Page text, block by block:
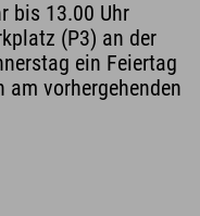
bis 13.00 Uhr
(P3) an der
ein Feiertag
vorhergehenden